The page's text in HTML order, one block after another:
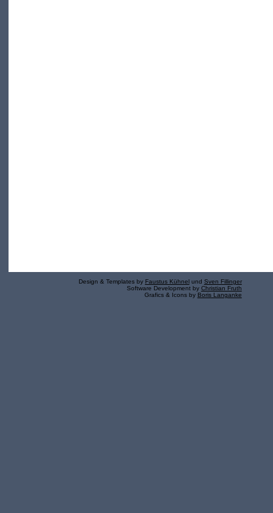
Design & Templates by Faustus Kühnel und Sven Fillinger
Software Development by Christian Fruth
Grafics & Icons by Boris Langanke